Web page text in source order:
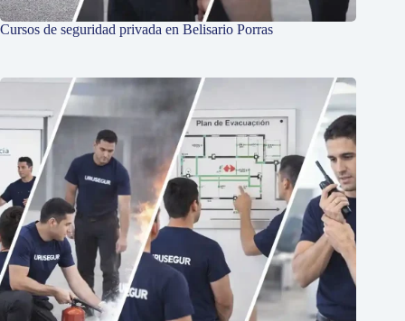
Cursos de seguridad privada en Belisario Porras